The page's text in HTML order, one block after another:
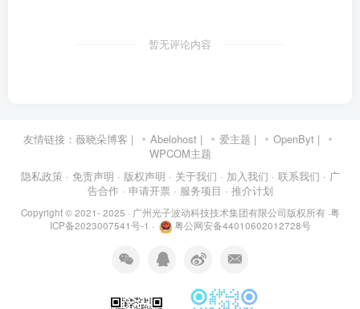
暂无评论内容
友情链接： 薇晓朵博客 | Abelohost | 爱主题 | OpenByt |
WPCOM主题
隐私政策 · 免责声明 · 版权声明 · 关于我们 · 加入我们 · 联系我们 · 广
告合作 · 申请开票 · 服务项目 · 推介计划
Copyright © 2021- 2025 · 广州光子波动科技技术集团有限公司版权所有·粤
ICP备2023007541号-1 · 粤公网安备44010602012728号